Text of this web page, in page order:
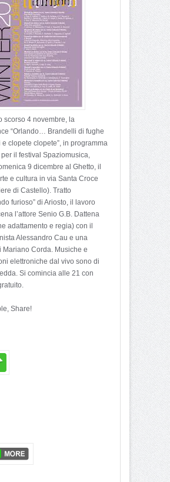
scorso 4 novembre, la
“Orlando… Brandelli di fughe
clopete clopete”, in programma
il festival Spaziomusica,
9 dicembre al Ghetto, il
e cultura in via Santa Croce
di Castello). Tratto
furioso” di Ariosto, il lavoro
l’attore Senio G.B. Dattena
adattamento e regia) con il
Alessandro Cau e una
Mariano Corda. Musiche e
elettroniche dal vivo sono di
Si comincia alle 21 con
Share!